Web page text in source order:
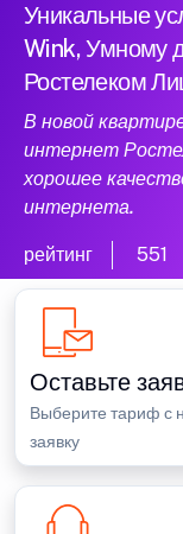
Уникальные
Wink, Умному
Ростелеком
В новой
интернет
хорошее
интернета.
рейтинг 551
Оставьте
Выберите тариф с
заявку